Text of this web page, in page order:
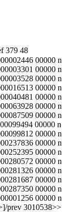
379 48
00000 n
00000 n
00000 n
00000 n
00000 n
00000 n
00000 n
00000 n
00000 n
00000 n
00000 n
00000 n
00000 n
00000 n
00000 n
00000 n
prev 3010538>>